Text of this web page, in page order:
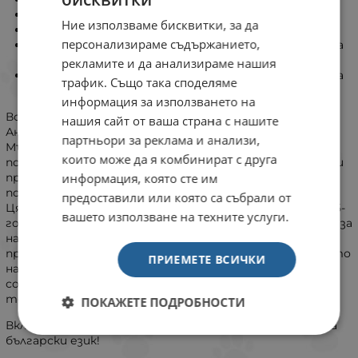
HALTI® Headcollar 5 - черен
HALTI® Link - допълнителна осигурителна лента за
размери 1-2
HALTI® Link - допълнителна осигурителна лента за
размери 3-5
Всички продукти за обучение наCompany of Animals
Англия, са създадени или одобрени от д-р Роджър
Мъгфорд, който е най-известният специалист по
поведение на кучето в Англия. Признати, използвани и
препоръчвани от ветеринари, специалисти по
поведение на кучето и треньори в цял свят.
Цялостната продуктова гама
е резултат от 35-
годишен опит в обучението на кучета. Подходяща е за
начинаещи и професионалисти. Смятаме, че
продуктите трябва да подобряват благосъстоянето
на кучето и едновремннно с това да помагат на
собствениците им. Серията
точно на тези изисквания.
Включена подорбна книжка за обучение и употреба на
български език!
Ние използваме бисквитки, за да
персонализираме съдържанието,
рекламите и да анализираме нашия
трафик. Също така споделяме
информация за използването на
нашия сайт от ваша страна с нашите
партньори за реклама и анализи,
които може да я комбинират с друга
информация, която сте им
предоставили или която са събрали от
вашето използване на техните услуги.
ПРИЕМЕТЕ ВСИЧКИ
ПОКАЖЕТЕ ПОДРОБНОСТИ